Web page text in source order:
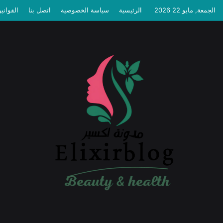
الجمعة, مايو 22 2026 الرئيسية سياسة الخصوصية اتصل بنا